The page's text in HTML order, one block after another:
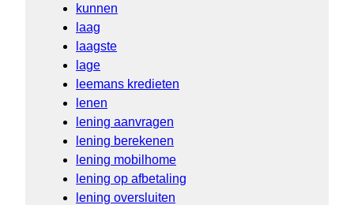
kunnen
laag
laagste
lage
leemans kredieten
lenen
lening aanvragen
lening berekenen
lening mobilhome
lening op afbetaling
lening oversluiten